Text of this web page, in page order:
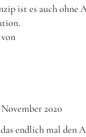
ist es auch ohne
November 2020
endlich mal den